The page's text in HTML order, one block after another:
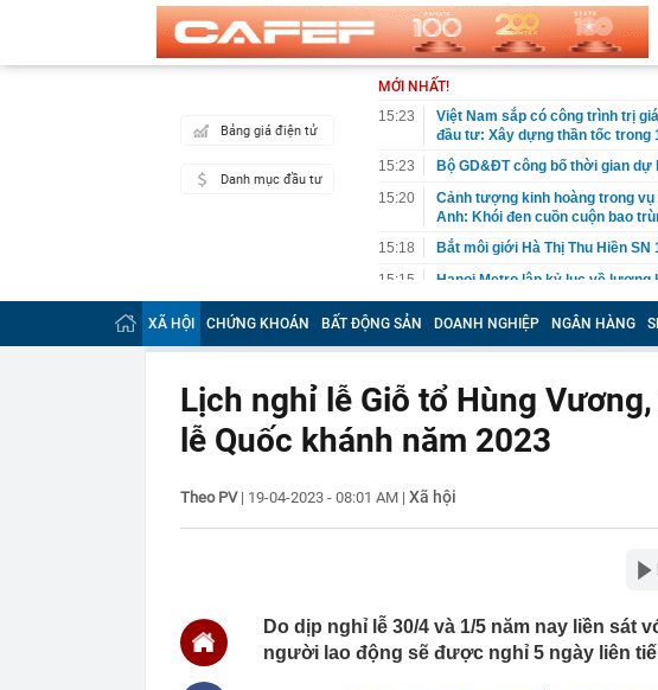
Bảng giá điện tử
Danh mục đầu tư
MỚI NHẤT!
15:23
Việt Nam sắp có công trình trị
đầu tư: Xây dựng thần tốc trong
15:23
Bộ GD&ĐT công bố thời gian dự
15:20
Cảnh tượng kinh hoàng trong
Anh: Khói đen cuồn cuộn bao
15:18
Bắt môi giới Hà Thị Thu Hiền
15:15
Hanoi Metro lập kỷ lục về lượng
15:15
Hầm xuyên núi Tam Đảo nối
nào?
15:10
Vì sao khách Tây đến Việt Nam
Nhật thì không?
15:05
Bắt giam nữ TikToker Phượng
lớn trong nửa cuối năm
14:56
Doãn Hải My đeo túi hàng hiệu,
Một “đại gia” Việt bán điều hòa,
14:46
20 trường đại học dự kiến lịch
ngày 9/8
XÃ HỘI CHỨNG KHOÁN BẤT ĐỘNG SẢN DOANH NGHIỆP NGÂN HÀNG
Lịch nghỉ lễ Giỗ tổ Hùng
lễ Quốc khánh năm 2023
Theo PV| 19-04-2023 - 08:01 AM | Xã hội
Do dịp nghỉ lễ 30/4 và 1/5 năm nay liền sát
người lao động sẽ được nghỉ 5 ngày liên